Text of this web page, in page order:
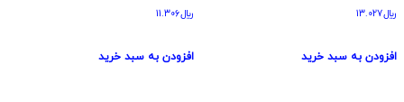
﷼13.027
افزودن به سبد خرید
﷼11.306
افزودن به سبد خرید